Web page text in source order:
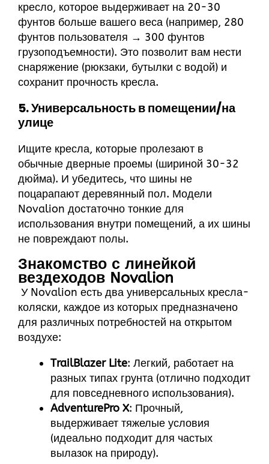
кресло, которое выдерживает на 20-30
фунтов больше вашего веса (например, 280
фунтов пользователя → 300 фунтов
грузоподъемности). Это позволит вам нести
снаряжение (рюкзаки, бутылки с водой) и
сохранит прочность кресла.
5. Универсальность в помещении/на
улице
Ищите кресла, которые пролезают в
обычные дверные проемы (шириной 30-32
дюйма). И убедитесь, что шины не
поцарапают деревянный пол. Модели
Novalion достаточно тонкие для
использования внутри помещений, а их шины
не повреждают полы.
Знакомство с линейкой
вездеходов Novalion
У Novalion есть два универсальных кресла-
коляски, каждое из которых предназначено
для различных потребностей на открытом
воздухе:
TrailBlazer Lite: Легкий, работает на
разных типах грунта (отлично подходит
для повседневного использования).
AdventurePro X: Прочный,
выдерживает тяжелые условия
(идеально подходит для частых
вылазок на природу).